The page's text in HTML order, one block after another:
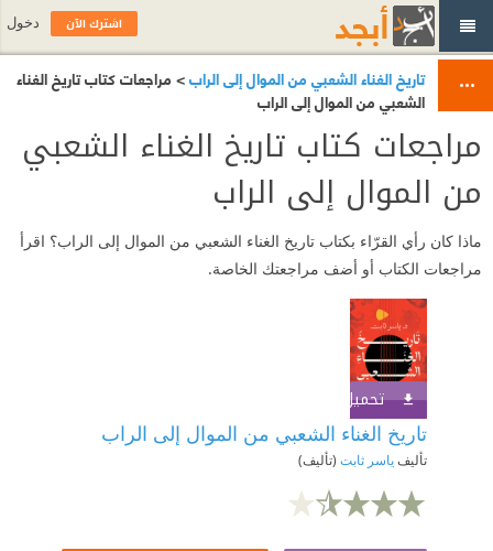
تاريخ الغناء الشعبي من الموال إلى الراب> مراجعات كتاب تاريخ الغناء
الشعبي من الموال إلى الراب
مراجعات كتاب تاريخ الغناء الشعبي
من الموال إلى الراب
ماذا كان رأي القرّاء بكتاب تاريخ الغناء الشعبي من الموال إلى الراب؟ اقرأ
مراجعات الكتاب أو أضف مراجعتك الخاصة.
تحميل الكتاب
تاريخ الغناء الشعبي من الموال إلى الراب
تأليفياسر ثابت (تأليف)
اشترك الآن دخول